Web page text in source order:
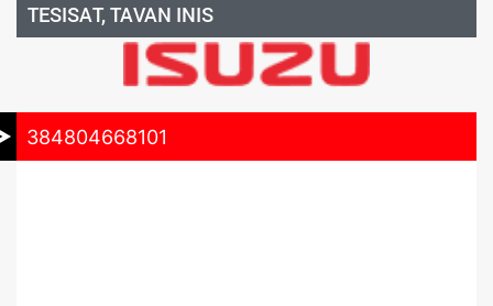
TESISAT, TAVAN INIS
384804668101